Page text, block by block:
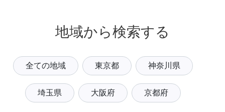
地域から検索する
全ての地域 東京都 神奈川県
埼玉県 大阪府 京都府